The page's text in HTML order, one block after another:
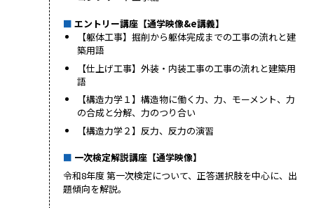
エントリー講座【通学映像&e講義】
【躯体工事】掘削から躯体完成までの工事の流れと建
築用語
【仕上げ工事】外装・内装工事の工事の流れと建築用
語
【構造力学１】構造物に働く力、力、モーメント、力
の合成と分解、力のつり合い
【構造力学２】反力、反力の演習
一次検定解説講座【通学映像】
令和8年度 第一次検定について、正答選択肢を中心に、出
題傾向を解説。